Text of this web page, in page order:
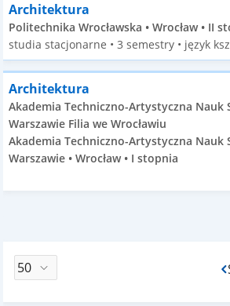
Architektura
Politechnika Wrocławska • Wrocław • II
studia stacjonarne • 3 semestry • język
Architektura
Akademia Techniczno-Artystyczna Nauk
Warszawie Filia we Wrocławiu
Akademia Techniczno-Artystyczna Nauk
Warszawie • Wrocław • I stopnia